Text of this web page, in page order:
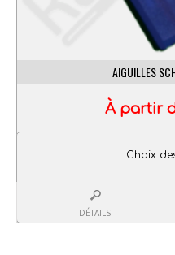
AIGUILLES
À partir
Choix
DÉTAILS